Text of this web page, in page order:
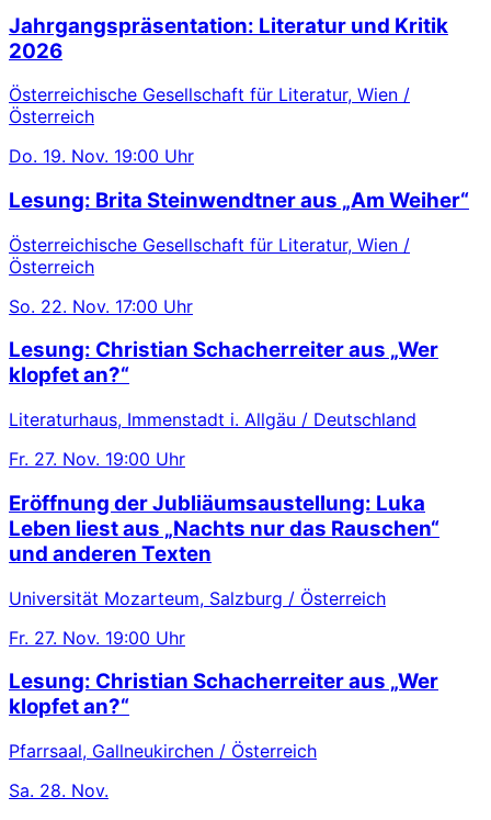
Jahrgangspräsentation: Literatur und Kritik
2026
Österreichische Gesellschaft für Literatur, Wien /
Österreich
Do. 19. Nov. 19:00 Uhr
Lesung: Brita Steinwendtner aus „Am Weiher“
Österreichische Gesellschaft für Literatur, Wien /
Österreich
So. 22. Nov. 17:00 Uhr
Lesung: Christian Schacherreiter aus „Wer
klopfet an?“
Literaturhaus, Immenstadt i. Allgäu / Deutschland
Fr. 27. Nov. 19:00 Uhr
Eröffnung der Jubliäumsaustellung: Luka
Leben liest aus „Nachts nur das Rauschen“
und anderen Texten
Universität Mozarteum, Salzburg / Österreich
Fr. 27. Nov. 19:00 Uhr
Lesung: Christian Schacherreiter aus „Wer
klopfet an?“
Pfarrsaal, Gallneukirchen / Österreich
Sa. 28. Nov.